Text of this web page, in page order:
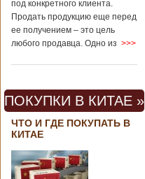
под конкретного клиента.
Продать продукцию еще перед
ее получением – это цель
любого продавца. Одно из >>>
ПОКУПКИ В КИТАЕ »
ЧТО И ГДЕ ПОКУПАТЬ В
КИТАЕ